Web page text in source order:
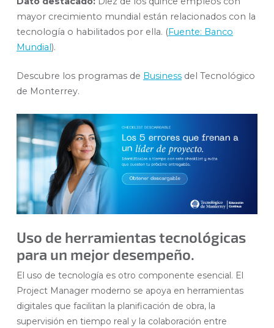
mayor crecimiento mundial están relacionados con la
tecnología o habilitados por ella. (Fuente: Banco
Mundial).
Descubre los programas de Business del Tecnológico
de Monterrey.
Uso de herramientas tecnológicas
para un mejor desempeño.
El uso de tecnología es otro componente esencial. El
Project Manager moderno se apoya en herramientas
digitales que facilitan la planificación de obra, la
supervisión en tiempo real y la colaboración entre